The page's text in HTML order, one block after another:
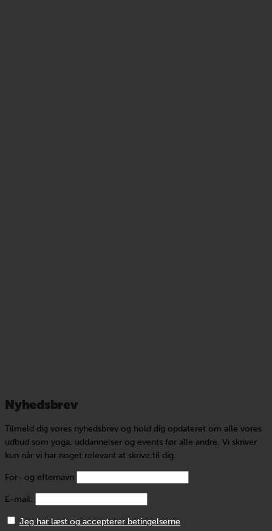
Nyhedsbrev
Tilmeld dig vores nyhedsbrev og hold dig opdateret om alle vores
udbud som yoga, uddannelser og events før alle andre. Vi skriver
kun når vi har noget relevant at skrive til dig.
For- og efternavn
E-mail:
Jeg har læst og accepterer betingelserne